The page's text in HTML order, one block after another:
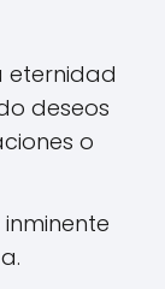
eternidad
deseos
o